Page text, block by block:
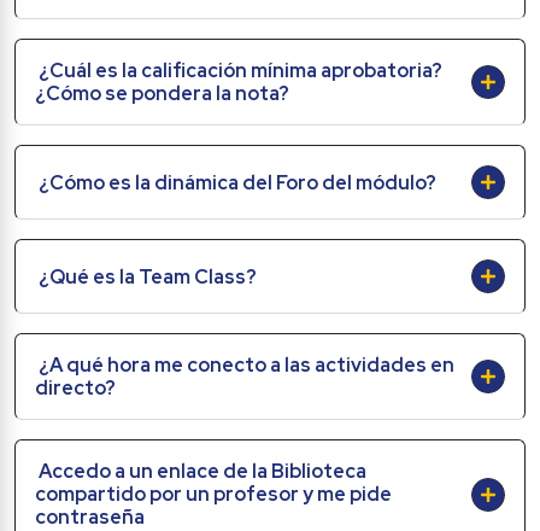
¿Cuál es la calificación mínima aprobatoria?
¿Cómo se pondera la nota?
¿Cómo es la dinámica del Foro del módulo?
¿Qué es la Team Class?
¿A qué hora me conecto a las actividades en
directo?
Accedo a un enlace de la Biblioteca
compartido por un profesor y me pide
contraseña